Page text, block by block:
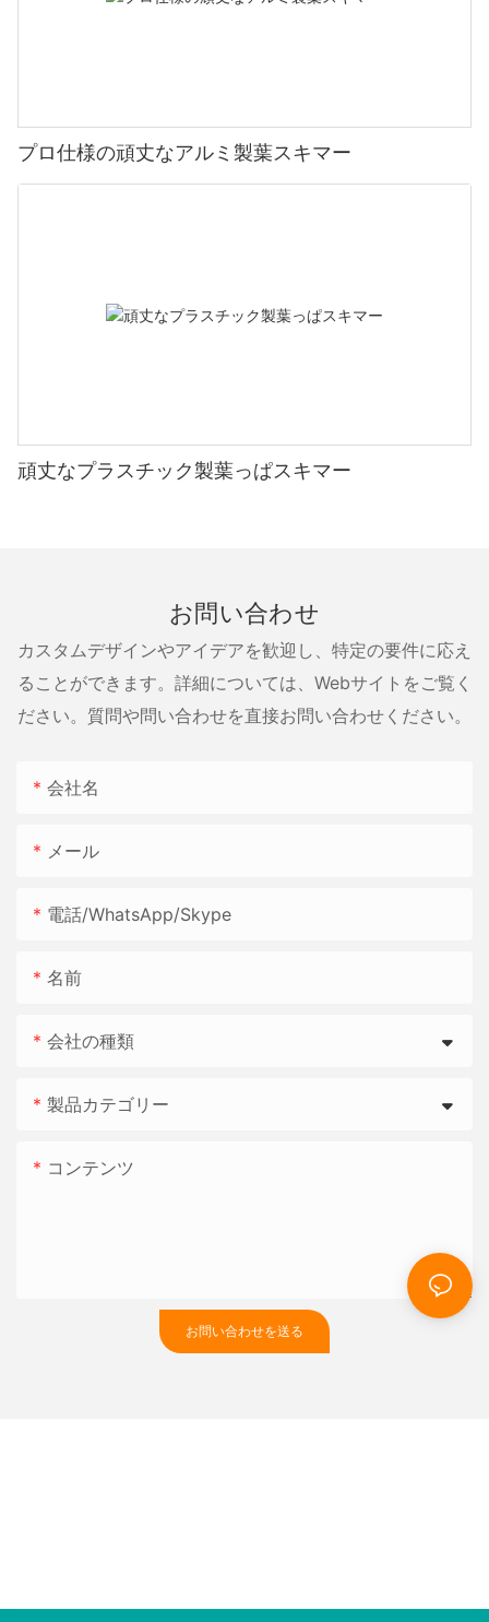
プロ仕様の頑丈なアルミ製葉スキマー
頑丈なプラスチック製葉っぱスキマー
お問い合わせ
カスタムデザインやアイデアを歓迎し、特定の要件に応え
ることができます。詳細については、Webサイトをご覧く
ださい。質問や問い合わせを直接お問い合わせください。
会社名
メール
電話/WhatsApp/Skype
名前
会社の種類
製品カテゴリー
コンテンツ
お問い合わせを送る